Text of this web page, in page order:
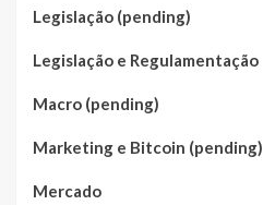
Legislação (pending)
Legislação e Regulamentação
Macro (pending)
Marketing e Bitcoin (pending)
Mercado